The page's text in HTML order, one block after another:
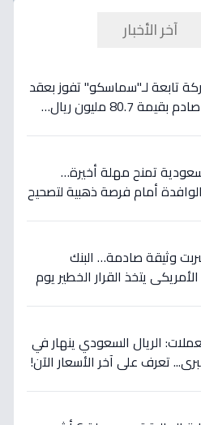
آخر الأخبار
تابعة لـ"سماسكو" تفوز بعقد
حكومي صادم بقيمة 80.7 مليون ريال…
تمنح مهلة أخيرة…
أمام فرصة ذهبية لتصحيح
وثيقة صادمة… البنك
يتخذ القرار الخطير يوم
الريال السعودي ينهار في
تعرف على آخر الأسعار الآن!